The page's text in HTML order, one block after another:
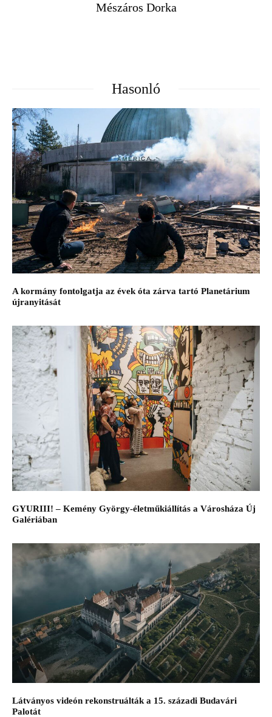
Mészáros Dorka
Hasonló
A kormány fontolgatja az évek óta zárva tartó Planetárium
újranyitását
GYURIII! – Kemény György-életműkiállítás a Városháza Új
Galériában
Látványos videón rekonstruálták a 15. századi Budavári
Palotát